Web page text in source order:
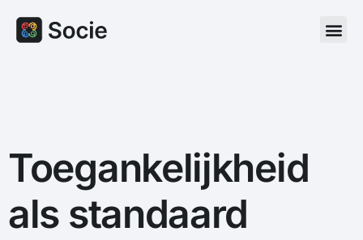
Toegankelijkheid
als standaard